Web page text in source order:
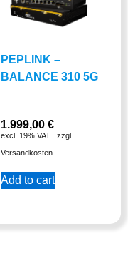
PEPLINK –
BALANCE 310 5G
1.999,00 €
excl. 19% VAT
zzgl.
Versandkosten
Add to cart